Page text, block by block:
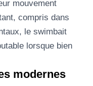
mouvement
compris dans
le swimbait
lorsque bien
modernes